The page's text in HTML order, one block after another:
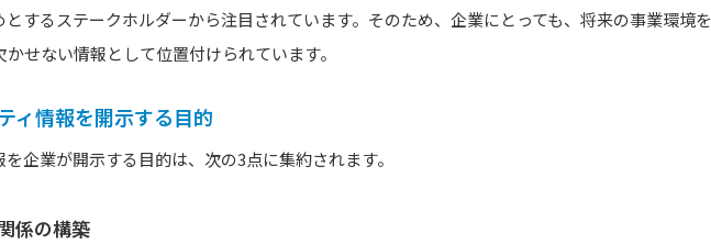
とするステークホルダーから注目されています。そのため、企業にとっても、将来の事業環境を
せない情報として位置付けられています。
ィ情報を開示する目的
企業が開示する目的は、次の3点に集約されます。
係の構築